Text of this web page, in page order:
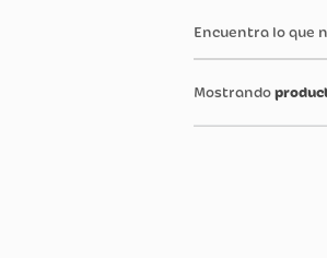
Encuentra lo que